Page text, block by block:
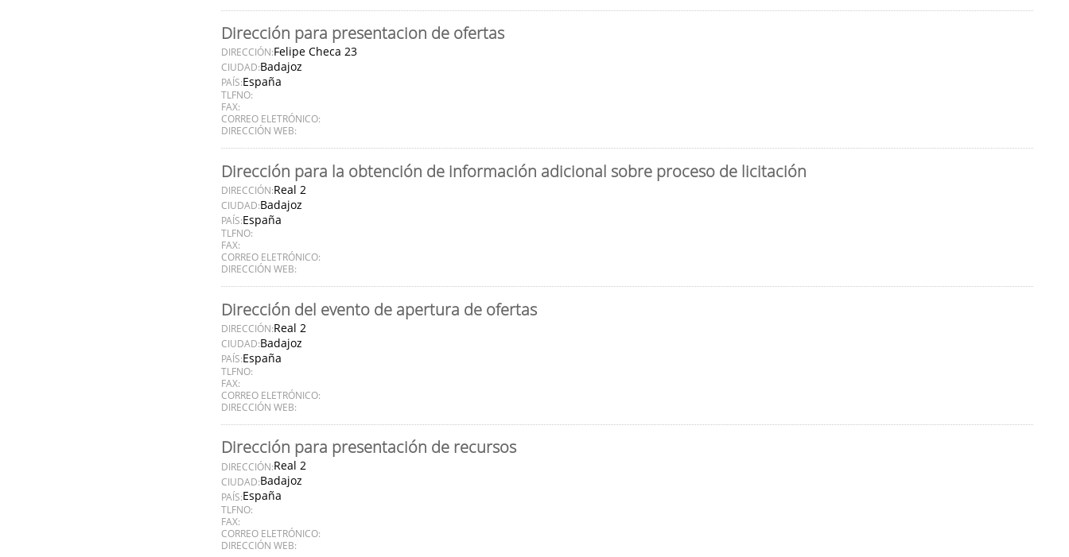
Dirección para presentacion de ofertas
DIRECCIÓN:Felipe Checa 23
CIUDAD:Badajoz
PAÍS:España
TLFNO:
FAX:
CORREO ELETRÓNICO:
DIRECCIÓN WEB:
Dirección para la obtención de información adicional sobre proceso de licitación
DIRECCIÓN:Real 2
CIUDAD:Badajoz
PAÍS:España
TLFNO:
FAX:
CORREO ELETRÓNICO:
DIRECCIÓN WEB:
Dirección del evento de apertura de ofertas
DIRECCIÓN:Real 2
CIUDAD:Badajoz
PAÍS:España
TLFNO:
FAX:
CORREO ELETRÓNICO:
DIRECCIÓN WEB:
Dirección para presentación de recursos
DIRECCIÓN:Real 2
CIUDAD:Badajoz
PAÍS:España
TLFNO:
FAX:
CORREO ELETRÓNICO:
DIRECCIÓN WEB: